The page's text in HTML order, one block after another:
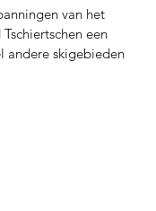
van het
een
andere skigebieden